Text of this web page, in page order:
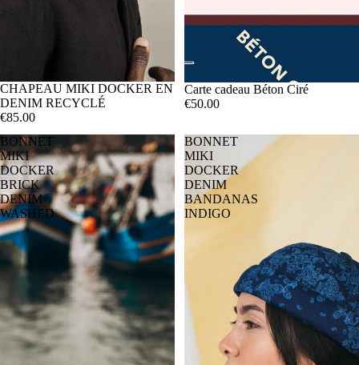
SOLD OUT
CHAPEAU MIKI DOCKER EN
DENIM RECYCLÉ
€85.00
Carte cadeau Béton Ciré
€50.00
BONNET
MIKI
DOCKER
BRICK
DENIM
WASHED
BONNET
MIKI
DOCKER
DENIM
BANDANAS
INDIGO